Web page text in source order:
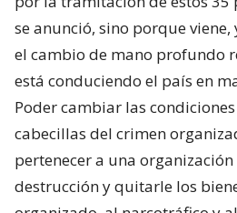
se anunció, sino porque viene,
el cambio de mano profundo
está conduciendo el país en
Poder cambiar las
cabecillas del crimen
pertenecer a una
destrucción y quitarle los